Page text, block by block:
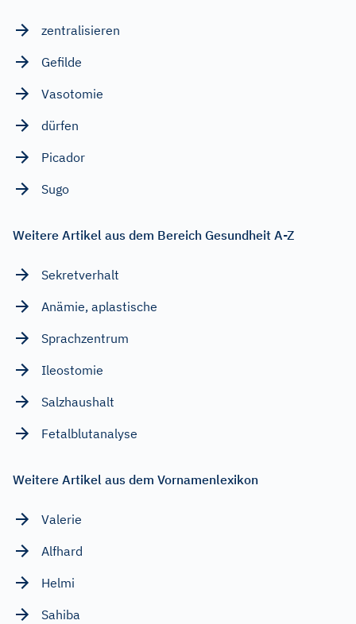
zentralisieren
Gefilde
Vasotomie
dürfen
Picador
Sugo
Weitere Artikel aus dem Bereich Gesundheit A-Z
Sekretverhalt
Anämie, aplastische
Sprachzentrum
Ileostomie
Salzhaushalt
Fetalblutanalyse
Weitere Artikel aus dem Vornamenlexikon
Valerie
Alfhard
Helmi
Sahiba